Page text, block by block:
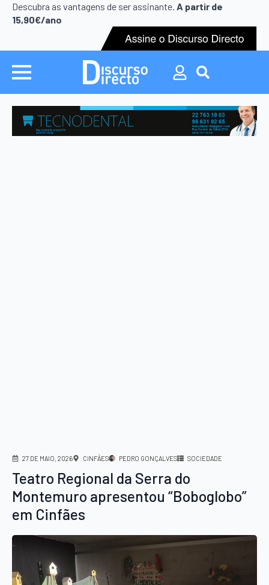
Descubra as vantagens de ser assinante. A partir de
15,90€/ano
Search
for:
Search
27 DE MAIO, 2026 CINFÃES PEDRO GONÇALVES SOCIEDADE
Teatro Regional da Serra do
Montemuro apresentou “Boboglobo”
em Cinfães